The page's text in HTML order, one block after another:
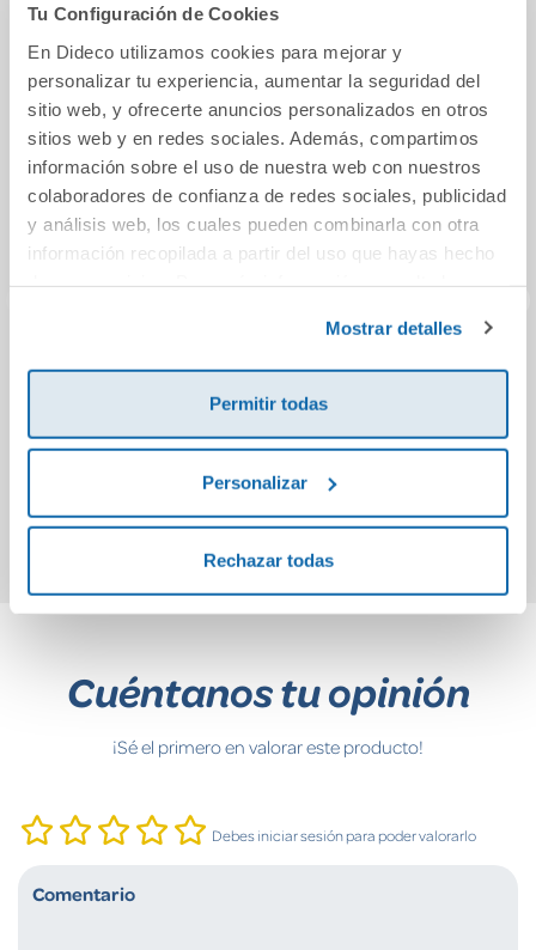
Tu Configuración de Cookies
En Dideco utilizamos cookies para mejorar y
personalizar tu experiencia, aumentar la seguridad del
sitio web, y ofrecerte anuncios personalizados en otros
sitios web y en redes sociales. Además, compartimos
información sobre el uso de nuestra web con nuestros
colaboradores de confianza de redes sociales, publicidad
y análisis web, los cuales pueden combinarla con otra
información recopilada a partir del uso que hayas hecho
Mostrar detalles
Permitir todas
Personalizar
Rechazar todas
También podría gustarte...
Aprende mates
7,95€
Comprar
Mi Hijo no es un
Problema, tiene un
Problema
11,95€
Comprar
Cuéntanos tu opinión
¡Sé el primero en valorar este producto!
Debes iniciar sesión para poder valorarlo